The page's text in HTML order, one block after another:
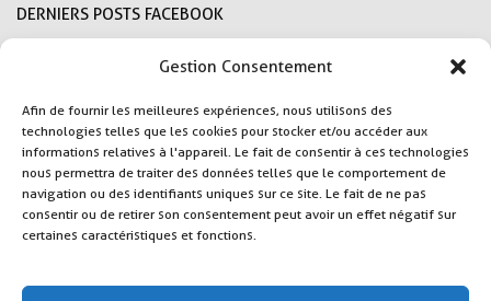
Gestion Consentement
Afin de fournir les meilleures expériences, nous utilisons des
technologies telles que les cookies pour stocker et/ou accéder aux
informations relatives à l'appareil. Le fait de consentir à ces technologies
nous permettra de traiter des données telles que le comportement de
navigation ou des identifiants uniques sur ce site. Le fait de ne pas
consentir ou de retirer son consentement peut avoir un effet négatif sur
certaines caractéristiques et fonctions.
DERNIERS POSTS FACEBOOK
CONTACT
CRÉDITS